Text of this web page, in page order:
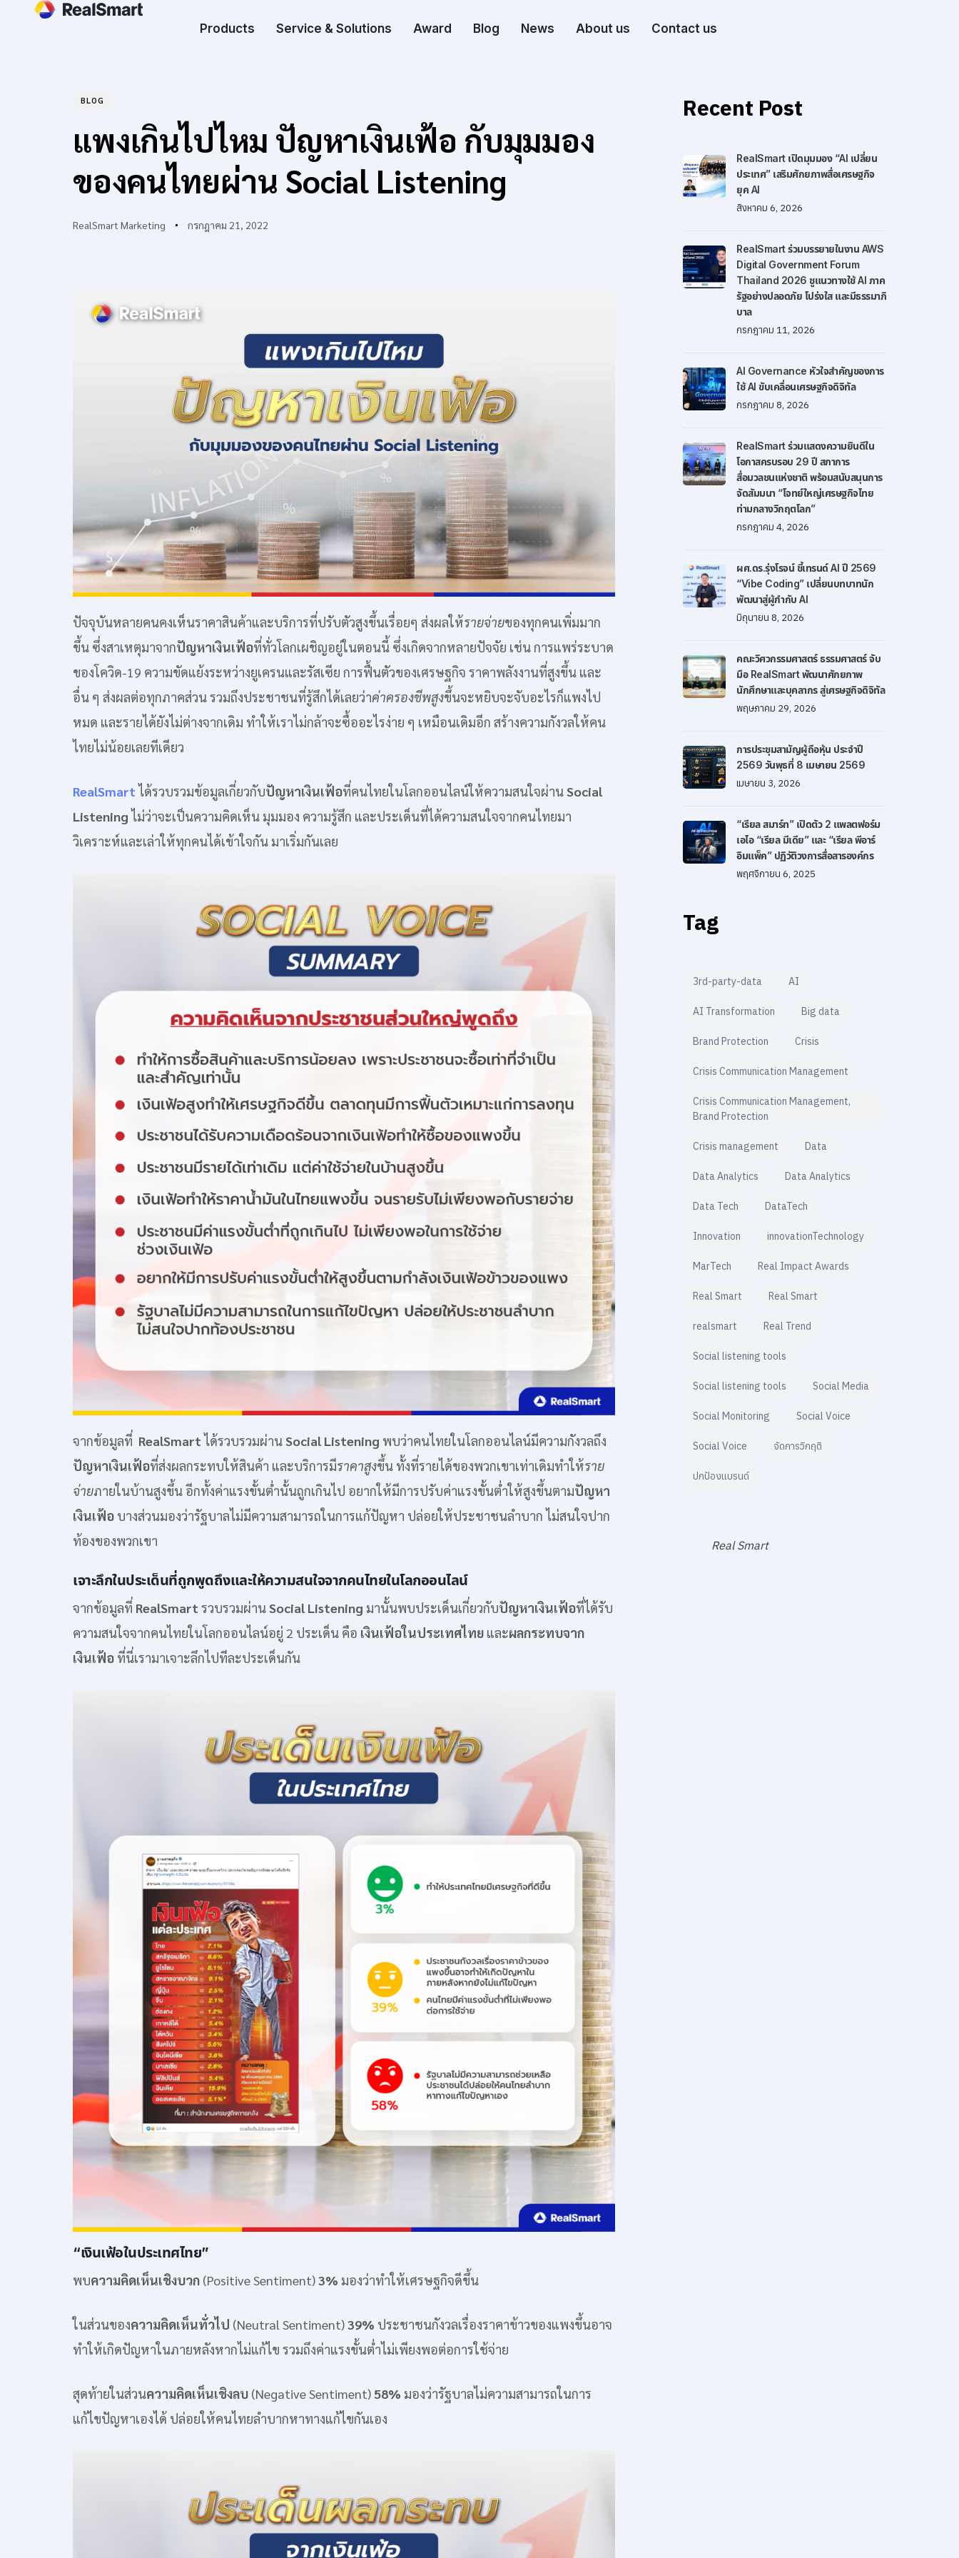
Products Service & Solutions Award Blog News About us Contact us
PUBLISHED
BLOG
แพงเกินไปไหม ปัญหาเงินเฟ้อ กับมุมมอง
ของคนไทยผ่าน Social Listening
Author
RealSmart Marketing
Published
กรกฎาคม 21, 2022
ปัจจุบันหลายคนคงเห็นราคาสินค้าและบริการที่ปรับตัวสูงขึ้นเรื่อยๆ ส่งผลให้รายจ่ายของทุกคนเพิ่มมาก
ขึ้น ซึ่งสาเหตุมาจากปัญหาเงินเฟ้อที่ทั่วโลกเผชิญอยู่ในตอนนี้ ซึ่งเกิดจากหลายปัจจัย เช่น การแพร่ระบาด
ของโควิด-19 ความขัดแย้งระหว่างยูเครนและรัสเซีย การฟื้นตัวของเศรษฐกิจ ราคาพลังงานที่สูงขึ้น และ
อื่น ๆ ส่งผลต่อทุกภาคส่วน รวมถึงประชาชนที่รู้สึกได้เลยว่าค่าครองชีพสูงขึ้นจะหยิบจะจับอะไรก็แพงไป
หมด และรายได้ยังไม่ต่างจากเดิม ทำให้เราไม่กล้าจะซื้ออะไรง่าย ๆ เหมือนเดิมอีก สร้างความกังวลให้คน
ไทยไม่น้อยเลยทีเดียว
RealSmart ได้รวบรวมข้อมูลเกี่ยวกับปัญหาเงินเฟ้อที่คนไทยในโลกออนไลน์ให้ความสนใจผ่านSocial
Listening ไม่ว่าจะเป็นความคิดเห็น มุมมอง ความรู้สึก และประเด็นที่ได้ความสนใจจากคนไทยมา
วิเคราะห์และเล่าให้ทุกคนได้เข้าใจกัน มาเริ่มกันเลย
จากข้อมูลที่ RealSmart ได้รวบรวมผ่านSocial Listening พบว่าคนไทยในโลกออนไลน์มีความกังวลถึง
ปัญหาเงินเฟ้อที่ส่งผลกระทบให้สินค้า และบริการมีราคาสูงขึ้น ทั้งที่รายได้ของพวกเขาเท่าเดิมทำให้ราย
จ่ายภายในบ้านสูงขึ้น อีกทั้งค่าแรงขั้นต่ำนั้นถูกเกินไป อยากให้มีการปรับค่าแรงขั้นต่ำให้สูงขึ้นตามปัญหา
เงินเฟ้อ บางส่วนมองว่ารัฐบาลไม่มีความสามารถในการแก้ปัญหา ปล่อยให้ประชาชนลำบาก ไม่สนใจปาก
ท้องของพวกเขา
เจาะลึกในประเด็นที่ถูกพูดถึงและให้ความสนใจจากคนไทยในโลกออนไลน์
จากข้อมูลที่ RealSmart รวบรวมผ่านSocial Listening มานั้นพบประเด็นเกี่ยวกับปัญหาเงินเฟ้อที่ได้รับ
ความสนใจจากคนไทยในโลกออนไลน์อยู่ 2 ประเด็น คือ เงินเฟ้อในประเทศไทย และผลกระทบจาก
เงินเฟ้อ ที่นี่เรามาเจาะลึกไปทีละประเด็นกัน
“เงินเฟ้อในประเทศไทย”
พบความคิดเห็นเชิงบวก (Positive Sentiment)3% มองว่าทำให้เศรษฐกิจดีขึ้น
ในส่วนของความคิดเห็นทั่วไป (Neutral Sentiment)39% ประชาชนกังวลเรื่องราคาข้าวของแพงขึ้นอาจ
ทำให้เกิดปัญหาในภายหลังหากไม่แก้ไข รวมถึงค่าแรงขั้นต่ำไม่เพียงพอต่อการใช้จ่าย
สุดท้ายในส่วนความคิดเห็นเชิงลบ (Negative Sentiment) 58% มองว่ารัฐบาลไม่ความสามารถในการ
แก้ไขปัญหาเองได้ ปล่อยให้คนไทยลำบากหาทางแก้ไขกันเอง
Recent Post
RealSmart เปิดมุมมอง “AI เปลี่ยน
ประเทศ” เสริมศักยภาพสื่อเศรษฐกิจ
ยุค AI
สิงหาคม 6, 2026
RealSmart ร่วมบรรยายในงาน AWS
Digital Government Forum
Thailand 2026 ชูแนวทางใช้ AI ภาค
รัฐอย่างปลอดภัย โปร่งใส และมีธรรมาภิ
บาล
กรกฎาคม 11, 2026
AI Governance หัวใจสำคัญของการ
ใช้ AI ขับเคลื่อนเศรษฐกิจดิจิทัล
กรกฎาคม 8, 2026
RealSmart ร่วมแสดงความยินดีใน
โอกาสครบรอบ 29 ปี สภาการ
สื่อมวลชนแห่งชาติ พร้อมสนับสนุนการ
จัดสัมมนา “โจทย์ใหญ่เศรษฐกิจไทย
ท่ามกลางวิกฤตโลก”
กรกฎาคม 4, 2026
ผศ.ดร.รุ่งโรจน์ ชี้เทรนด์ AI ปี 2569
“Vibe Coding” เปลี่ยนบทบาทนัก
พัฒนาสู่ผู้กำกับ AI
มิถุนายน 8, 2026
คณะวิศวกรรมศาสตร์ ธรรมศาสตร์ จับ
มือ RealSmart พัฒนาศักยภาพ
นักศึกษาและบุคลากร สู่เศรษฐกิจดิจิทัล
พฤษภาคม 29, 2026
การประชุมสามัญผู้ถือหุ้น ประจำปี
2569 วันพุธที่ 8 เมษายน 2569
เมษายน 3, 2026
“เรียล สมาร์ท” เปิดตัว 2 แพลตฟอร์ม
เอไอ “เรียล มีเดีย” และ “เรียล พีอาร์
อิมแพ็ค” ปฏิวัติวงการสื่อสารองค์กร
พฤศจิกายน 6, 2025
Tag
3rd-party-data AI
AI Transformation Big data
Brand Protection Crisis
Crisis Communication Management
Crisis Communication Management,
Brand Protection
Crisis management Data
Data Analytics Data Analytics
Data Tech DataTech
Innovation innovationTechnology
MarTech Real Impact Awards
Real Smart Real Smart
realsmart Real Trend
Social listening tools
Social listening tools Social Media
Social Monitoring Social Voice
Social Voice จัดการวิกฤติ
ปกป้องแบรนด์
Real Smart